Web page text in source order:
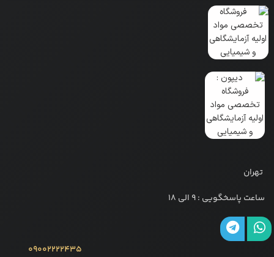
تهران
ساعت پاسخگویی : 9 الی 18
09002222435